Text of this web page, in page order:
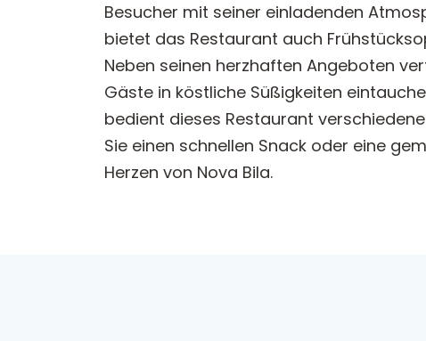
Besucher mit seiner einladenden
bietet das Restaurant auch
Neben seinen herzhaften Angeboten
Gäste in köstliche Süßigkeiten
bedient dieses Restaurant
Sie einen schnellen Snack oder eine
Herzen von Nova Bila.